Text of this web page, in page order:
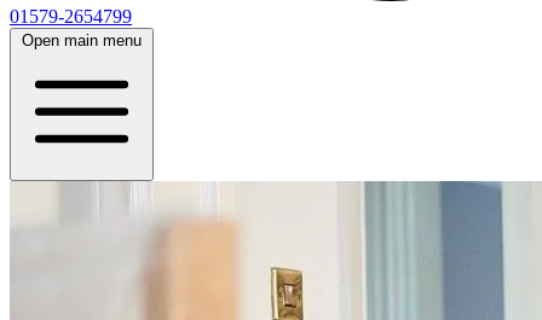
01579-2654799
Open main menu